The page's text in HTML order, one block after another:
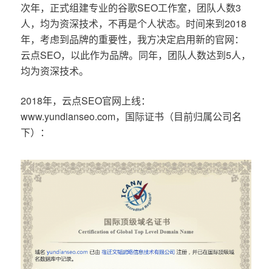
次年，正式组建专业的谷歌SEO工作室，团队人数3
人，均为资深技术，不再是个人状态。时间来到2018
年，考虑到品牌的重要性，我方决定启用新的官网：
云点SEO，以此作为品牌。同年，团队人数达到5人，
均为资深技术。
2018年，云点SEO官网上线：
www.yundianseo.com，国际证书（目前归属公司名
下）：